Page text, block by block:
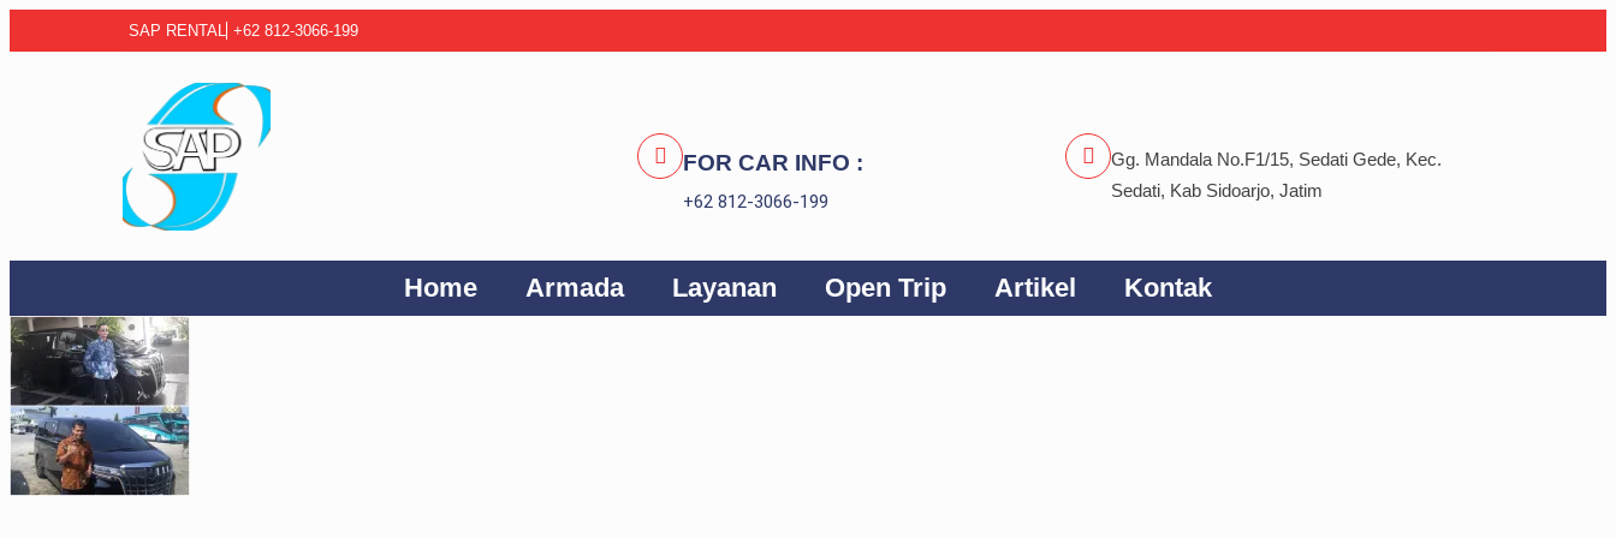
SAP RENTAL +62 812-3066-199
FOR CAR INFO :
+62 812-3066-199
Gg. Mandala No.F1/15, Sedati Gede, Kec.
Sedati, Kab Sidoarjo, Jatim
Home Armada Layanan Open Trip Artikel Kontak